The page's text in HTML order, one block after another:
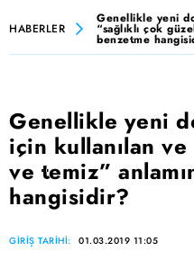
HABERLER
Genellikle yeni
“sağlıklı çok
benzetme
Genellikle yeni
için kullanılan ve
ve temiz”
hangisidir?
GİRİŞ TARİHİ: 01.03.2019 11:05